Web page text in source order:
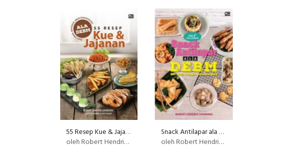
55 Resep Kue & Jajanan Ala DEBM
oleh Robert Hendrik Liembono
Snack Antilapar ala DEBM
oleh Robert Hendrik Liembono